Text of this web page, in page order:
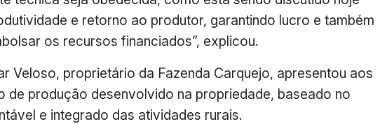
e retorno ao produtor, garantindo lucro e também
os recursos financiados”, explicou.
Veloso, proprietário da Fazenda Carquejo, apresentou aos
de produção desenvolvido na propriedade, baseado no
e integrado das atividades rurais.